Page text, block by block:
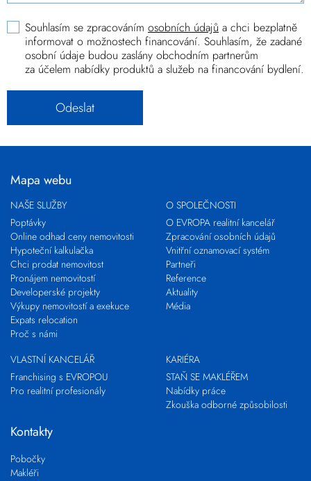
Souhlasím se zpracováním osobních údajů a chci bezplatně
informovat o možnostech financování. Souhlasím, že zadané
osobní údaje budou zaslány obchodním partnerům
za účelem nabídky produktů a služeb na financování bydlení.
Mapa webu
NAŠE SLUŽBY
Poptávky
Online odhad ceny nemovitosti
Hypoteční kalkulačka
Chci prodat nemovitost
Pronájem nemovitostí
Developerské projekty
Výkupy nemovitostí a exekuce
Expats relocation
Proč s námi
O SPOLEČNOSTI
O EVROPA realitní kancelář
Zpracování osobních údajů
Vnitřní oznamovací systém
Partneři
Reference
Aktuality
Média
VLASTNÍ KANCELÁŘ
Franchising s EVROPOU
Pro realitní profesionály
KARIÉRA
STAŇ SE MAKLÉŘEM
Nabídky práce
Zkouška odborné způsobilosti
Kontakty
Pobočky
Makléři